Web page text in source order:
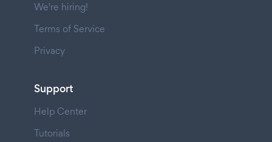
We're hiring!
Terms of Service
Privacy
Support
Help Center
Tutorials